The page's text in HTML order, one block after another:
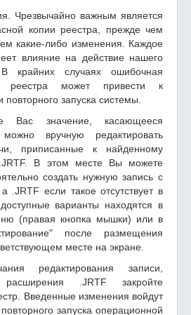
Чрезвычайно важным является
копии реестра, прежде чем
какие-либо изменения. Каждое
влияние на действие нашего
крайних случаях ошибочная
реестра может привести к
повторного запуска системы.
Вас значение, касающееся
вручную редактировать
приписанные к найденному
В этом месте Вы можете
создать нужную запись с
.JRTF если такое отсутствует в
варианты находятся в
(правая кнопка мышки) или в
после размещения
месте на экране.
редактирования записи,
расширения .JRTF закройте
Введенные изменения войдут
запуска операционной